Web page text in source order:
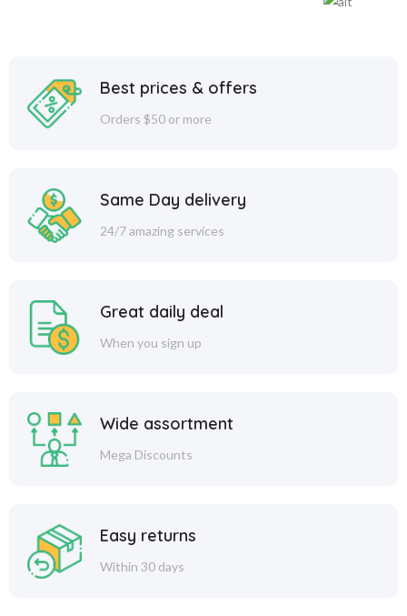
Best prices & offers
Orders $50 or more
Same Day delivery
24/7 amazing services
Great daily deal
When you sign up
Wide assortment
Mega Discounts
Easy returns
Within 30 days